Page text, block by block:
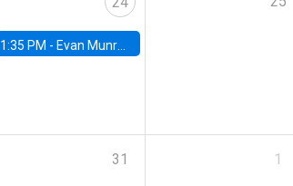
1:35 PM - Evan Munro, Neyman Visiting Assistant Professor in the Department of Statistics at UC Berkeley
31 1